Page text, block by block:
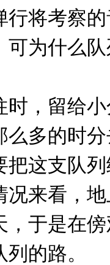
行将考察
可为什么
时，留给
么多的时
把这支队
况来看，
，于是在
的路。